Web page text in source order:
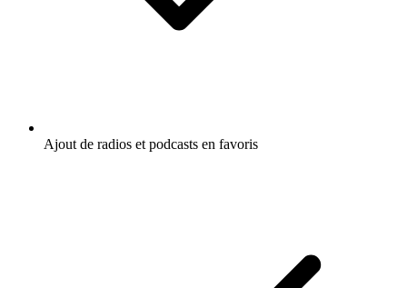
Ajout de radios et podcasts en favoris